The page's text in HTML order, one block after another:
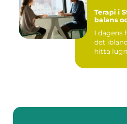
Terapi i
balans
I dagens
det
hitta